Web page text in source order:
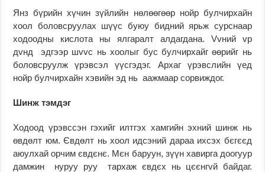
Янз бүрийн хүчин зүйлийн нөлөөгөөр нойр булчирхайн
хоол боловсруулах шүүс буюу бидний ярьж сурснаар
ходоодны кислота ны ялгаралт алдагдана. Vvний vр
дvнд эдгээр шvvс нь хоолыг бус булчирхайг өөрийг нь
боловсруулж үрэвсэл үүсгэдэг. Архаг үрэвслийн үед
нойр булчирхайн хэвийн эд нь аажмаар сорвиждог.
Шинж тэмдэг
Ходоод үрэвссэн гэхийг илтгэх хамгийн эхний шинж нь
өвдөлт юм. Євдөлт нь хоол идсэний дараа ихсэх бєгєєд
аюулхай орчим євдєнє. Мєн баруун, зүүн хавирга доогуур
дамжин нуруу руу тархаж євдєх нь цєєнгvй байдаг.